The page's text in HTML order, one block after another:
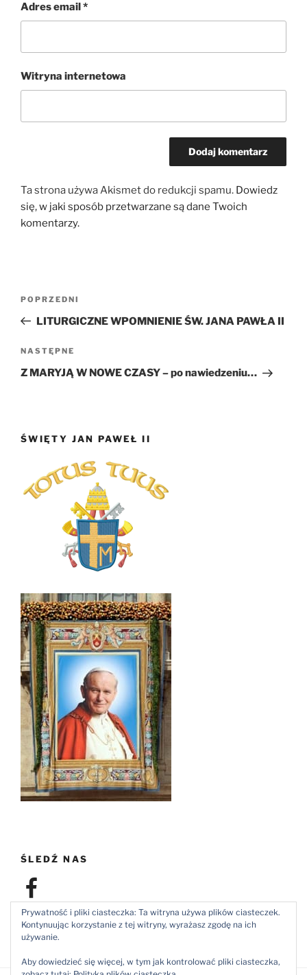
Adres email*
Witryna internetowa
Ta strona używa Akismet do redukcji spamu. Dowiedz
się, w jaki sposób przetwarzane są dane Twoich
komentarzy.
Poprzedni
wpis
POPRZEDNI
LITURGICZNE WPOMNIENIE ŚW. JANA PAWŁA II
Następny
wpis
NASTĘPNE
Z MARYJĄ W NOWE CZASY – po nawiedzeniu…
ŚWIĘTY JAN PAWEŁ II
ŚLEDŹ NAS
Facebook
Prywatność i pliki ciasteczka: Ta witryna używa plików ciasteczek.
Kontynuując korzystanie z tej witryny, wyrażasz zgodę na ich
używanie.
Aby dowiedzieć się więcej, w tym jak kontrolować pliki ciasteczka,